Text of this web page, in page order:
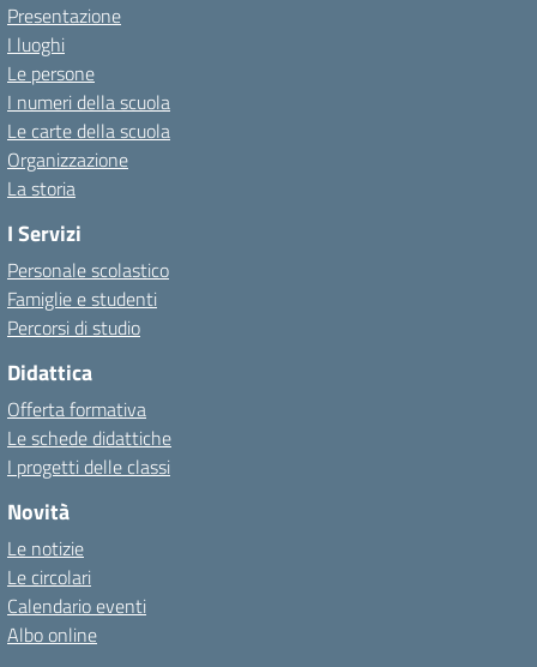
Presentazione
I luoghi
Le persone
I numeri della scuola
Le carte della scuola
Organizzazione
La storia
I Servizi
Personale scolastico
Famiglie e studenti
Percorsi di studio
Didattica
Offerta formativa
Le schede didattiche
I progetti delle classi
Novità
Le notizie
Le circolari
Calendario eventi
Albo online